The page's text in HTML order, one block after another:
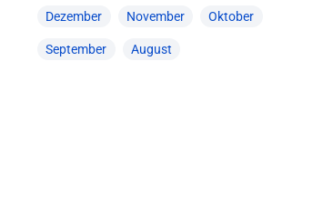
Dezember November Oktober
September August